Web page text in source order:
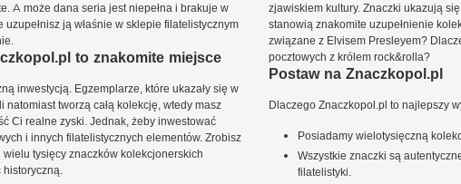
A może dana seria jest niepełna i brakuje w
ją właśnie w sklepie filatelistycznym
to znakomite miejsce
inwestycją. Egzemplarze, które ukazały się w
tworzą całą kolekcję, wtedy masz
Ci realne zyski. Jednak, żeby inwestować
i innych filatelistycznych elementów. Zrobisz
tysięcy znaczków kolekcjonerskich
historyczną.
zjawiskiem kultury. Znaczki ukazują
stanowią znakomite uzupełnienie
związane z Elvisem Presleyem?
pocztowych z królem rock&rolla?
Postaw na Znaczkopol.pl
Dlaczego Znaczkopol.pl to najlepszy
Posiadamy wielotysięczną
Wszystkie znaczki są
filatelistyki.